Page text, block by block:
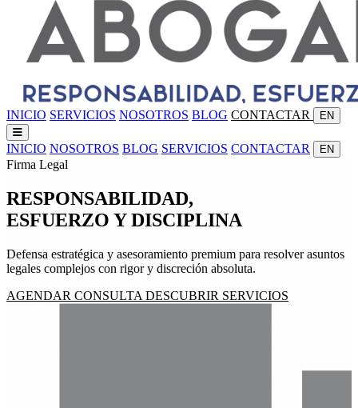
INICIO SERVICIOS NOSOTROS BLOG CONTACTAR EN
INICIO NOSOTROS BLOG SERVICIOS CONTACTAR EN
Firma Legal
RESPONSABILIDAD,
ESFUERZO YDISCIPLINA
Defensa estratégica y asesoramiento premium para resolver asuntos
legales complejos con rigor y discreción absoluta.
AGENDAR CONSULTA DESCUBRIR SERVICIOS